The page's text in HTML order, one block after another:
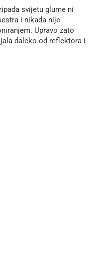
svijetu glume ni
i nikada nije
Upravo zato
daleko od reflektora i